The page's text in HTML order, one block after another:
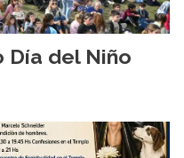
Día del Niño